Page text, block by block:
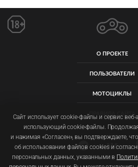
О ПРОЕКТЕ
ПОЛЬЗОВАТЕЛИ
МОТОЦИКЛЫ
ПРАВИЛА САЙТА
Сайт использует cookie-файлы и сервис
использующий cookie-файлы.
и нажимая «Согласен», вы подтверждаете,
об использовании файлов cookies и
персональных данных, указанными в